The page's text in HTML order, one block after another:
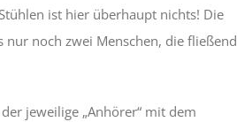
ist hier überhaupt nichts! Die
noch zwei Menschen, die fließend
jeweilige „Anhörer“ mit dem